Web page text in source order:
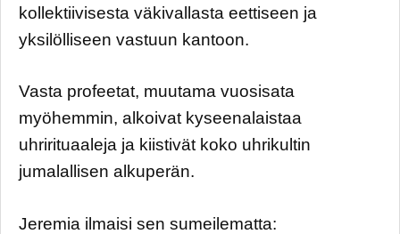
kollektiivisesta väkivallasta eettiseen ja
yksilölliseen vastuun kantoon.
Vasta profeetat, muutama vuosisata
myöhemmin, alkoivat kyseenalaistaa
uhrirituaaleja ja kiistivät koko uhrikultin
jumalallisen alkuperän.
Jeremia ilmaisi sen sumeilematta: